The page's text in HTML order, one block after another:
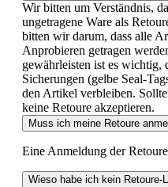
Wir bitten um Verständnis,
ungetragene Ware als
bitten wir darum, dass alle
Anprobieren getragen
gewährleisten ist es wichtig,
Sicherungen (gelbe Seal-
den Artikel verbleiben.
keine Retoure akzeptieren.
Muss ich meine Retoure
Eine Anmeldung der
Wieso habe ich kein Retoure-